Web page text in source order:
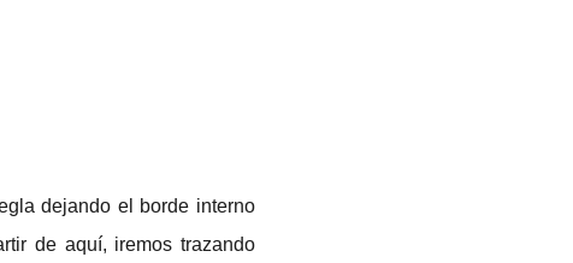
dejando el borde interno
de aquí, iremos trazando